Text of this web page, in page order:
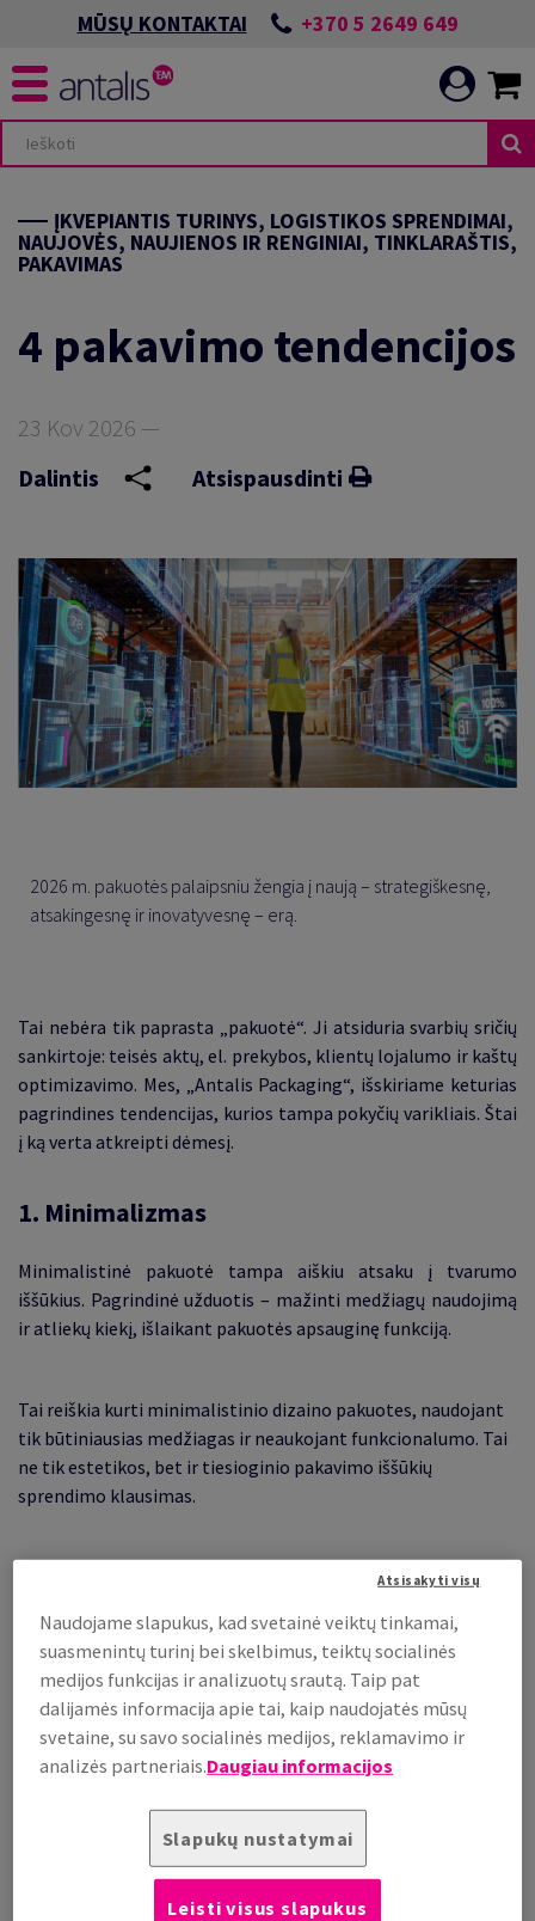
MŪSŲ KONTAKTAI +370 5 2649 649
ĮKVEPIANTIS TURINYS, LOGISTIKOS SPRENDIMAI,
NAUJOVĖS, NAUJIENOS IR RENGINIAI, TINKLARAŠTIS,
PAKAVIMAS
4 pakavimo tendencijos
23 Kov 2026 —
Dalintis
Atsispausdinti
2026 m. pakuotės palaipsniu žengia į naują – strategiškesnę,
atsakingesnę ir inovatyvesnę – erą.
Tai nebėra tik paprasta „pakuotė“. Ji atsiduria svarbių sričių
sankirtoje: teisės aktų, el. prekybos, klientų lojalumo ir kaštų
optimizavimo. Mes, „Antalis Packaging“, išskiriame keturias
pagrindines tendencijas, kurios tampa pokyčių varikliais. Štai
į ką verta atkreipti dėmesį.
1. Minimalizmas
Minimalistinė pakuotė tampa aiškiu atsaku į tvarumo
iššūkius. Pagrindinė užduotis – mažinti medžiagų naudojimą
ir atliekų kiekį, išlaikant pakuotės apsauginę funkciją.
Tai reiškia kurti minimalistinio dizaino pakuotes, naudojant
tik būtiniausias medžiagas ir neaukojant funkcionalumo. Tai
ne tik estetikos, bet ir tiesioginio pakavimo iššūkių
sprendimo klausimas.
Kas skatina šią tendenciją:
aplinkosauga
Naudojame slapukus, kad svetainė veiktų tinkamai,
suasmenintų turinį bei skelbimus, teiktų socialinės
medijos funkcijas ir analizuotų srautą. Taip pat
dalijamės informacija apie tai, kaip naudojatės mūsų
svetaine, su savo socialinės medijos, reklamavimo ir
analizės partneriais.Daugiau informacijos
Slapukų nustatymai
Atsisakyti visų
Leisti visus slapukus